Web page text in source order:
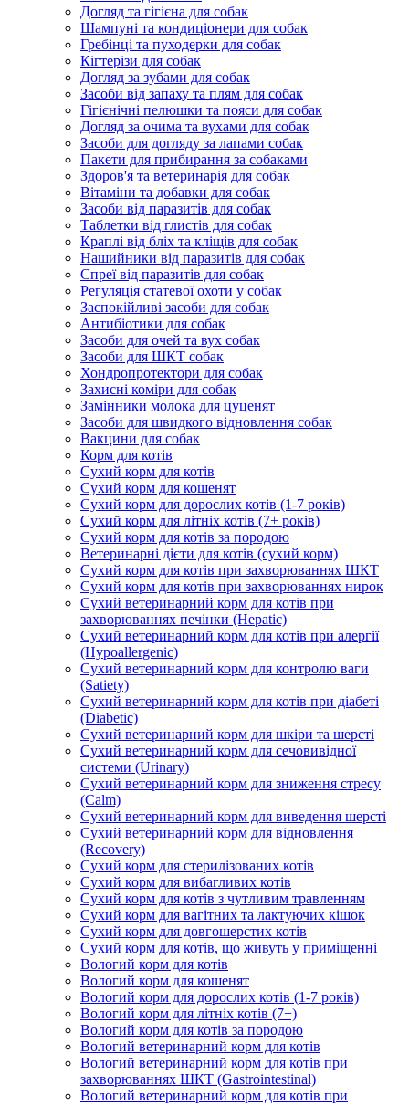
Догляд та гігієна для собак
Шампуні та кондиціонери для собак
Гребінці та пуходерки для собак
Кігтерізи для собак
Догляд за зубами для собак
Засоби від запаху та плям для собак
Гігієнічні пелюшки та пояси для собак
Догляд за очима та вухами для собак
Засоби для догляду за лапами собак
Пакети для прибирання за собаками
Здоров'я та ветеринарія для собак
Вітаміни та добавки для собак
Засоби від паразитів для собак
Таблетки від глистів для собак
Краплі від бліх та кліщів для собак
Нашийники від паразитів для собак
Спреї від паразитів для собак
Регуляція статевої охоти у собак
Заспокійливі засоби для собак
Антибіотики для собак
Засоби для очей та вух собак
Засоби для ШКТ собак
Хондропротектори для собак
Захисні коміри для собак
Замінники молока для цуценят
Засоби для швидкого відновлення собак
Вакцини для собак
Корм для котів
Сухий корм для котів
Сухий корм для кошенят
Сухий корм для дорослих котів (1-7 років)
Сухий корм для літніх котів (7+ років)
Сухий корм для котів за породою
Ветеринарні дієти для котів (сухий корм)
Сухий корм для котів при захворюваннях ШКТ
Сухий корм для котів при захворюваннях нирок
Сухий ветеринарний корм для котів при
захворюваннях печінки (Hepatic)
Сухий ветеринарний корм для котів при алергії
(Hypoallergenic)
Сухий ветеринарний корм для контролю ваги
(Satiety)
Сухий ветеринарний корм для котів при діабеті
(Diabetic)
Сухий ветеринарний корм для шкіри та шерсті
Сухий ветеринарний корм для сечовивідної
системи (Urinary)
Сухий ветеринарний корм для зниження стресу
(Calm)
Сухий ветеринарний корм для виведення шерсті
Сухий ветеринарний корм для відновлення
(Recovery)
Сухий корм для стерилізованих котів
Сухий корм для вибагливих котів
Сухий корм для котів з чутливим травленням
Сухий корм для вагітних та лактуючих кішок
Сухий корм для довгошерстих котів
Сухий корм для котів, що живуть у приміщенні
Вологий корм для котів
Вологий корм для кошенят
Вологий корм для дорослих котів (1-7 років)
Вологий корм для літніх котів (7+)
Вологий корм для котів за породою
Вологий ветеринарний корм для котів
Вологий ветеринарний корм для котів при
захворюваннях ШКТ (Gastrointestinal)
Вологий ветеринарний корм для котів при